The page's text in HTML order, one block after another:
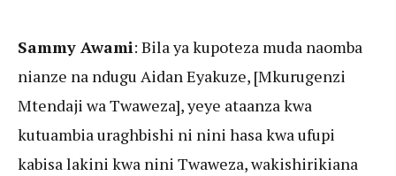
Sammy Awami: Bila ya kupoteza muda naomba
nianze na ndugu Aidan Eyakuze, [Mkurugenzi
Mtendaji wa Twaweza], yeye ataanza kwa
kutuambia uraghbishi ni nini hasa kwa ufupi
kabisa lakini kwa nini Twaweza, wakishirikiana